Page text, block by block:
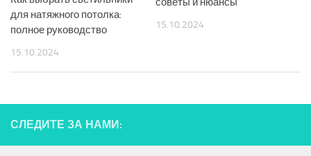
для натяжного потолка:
полное руководство
15.10.2024
15.10.2024
СЛЕДИТЕ ЗА НАМИ: